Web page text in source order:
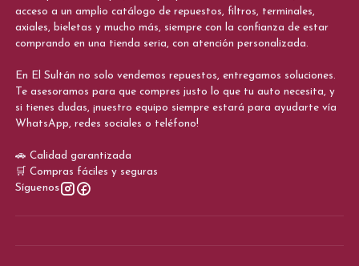
acceso a un amplio catálogo de repuestos, filtros, terminales,
axiales, bieletas y mucho más, siempre con la confianza de estar
comprando en una tienda seria, con atención personalizada.
En El Sultán no solo vendemos repuestos, entregamos soluciones.
Te asesoramos para que compres justo lo que tu auto necesita, y
si tienes dudas, ¡nuestro equipo siempre estará para ayudarte vía
WhatsApp, redes sociales o teléfono!
🚗 Calidad garantizada
🛒 Compras fáciles y seguras
Síguenos